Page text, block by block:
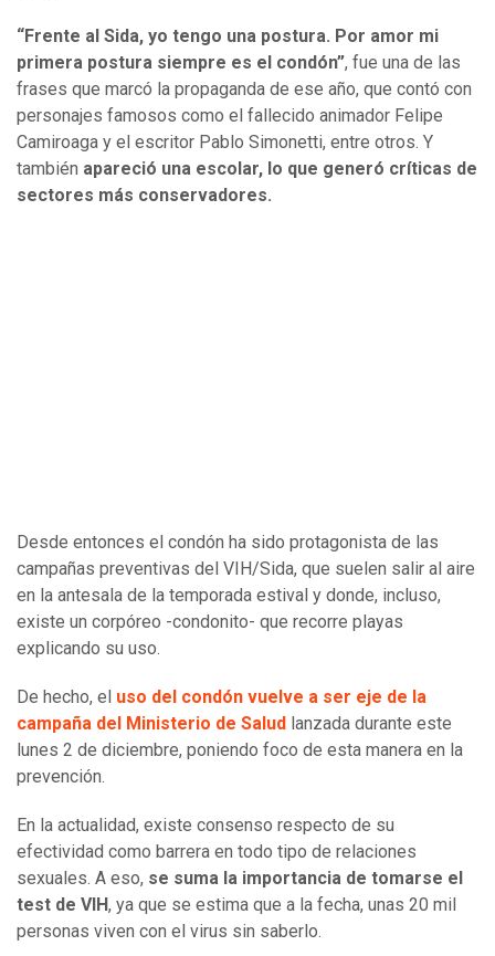
“Frente al Sida, yo tengo una postura. Por amor mi
primera postura siempre es el condón”, fue una de las
frases que marcó la propaganda de ese año, que contó con
personajes famosos como el fallecido animador Felipe
Camiroaga y el escritor Pablo Simonetti, entre otros. Y
también apareció una escolar, lo que generó críticas de
sectores más conservadores.
Desde entonces el condón ha sido protagonista de las
campañas preventivas del VIH/Sida, que suelen salir al aire
en la antesala de la temporada estival y donde, incluso,
existe un corpóreo -condonito- que recorre playas
explicando su uso.
De hecho, el uso del condón vuelve a ser eje de la
campaña del Ministerio de Salud lanzada durante este
lunes 2 de diciembre, poniendo foco de esta manera en la
prevención.
En la actualidad, existe consenso respecto de su
efectividad como barrera en todo tipo de relaciones
sexuales. A eso, se suma la importancia de tomarse el
test de VIH, ya que se estima que a la fecha, unas 20 mil
personas viven con el virus sin saberlo.